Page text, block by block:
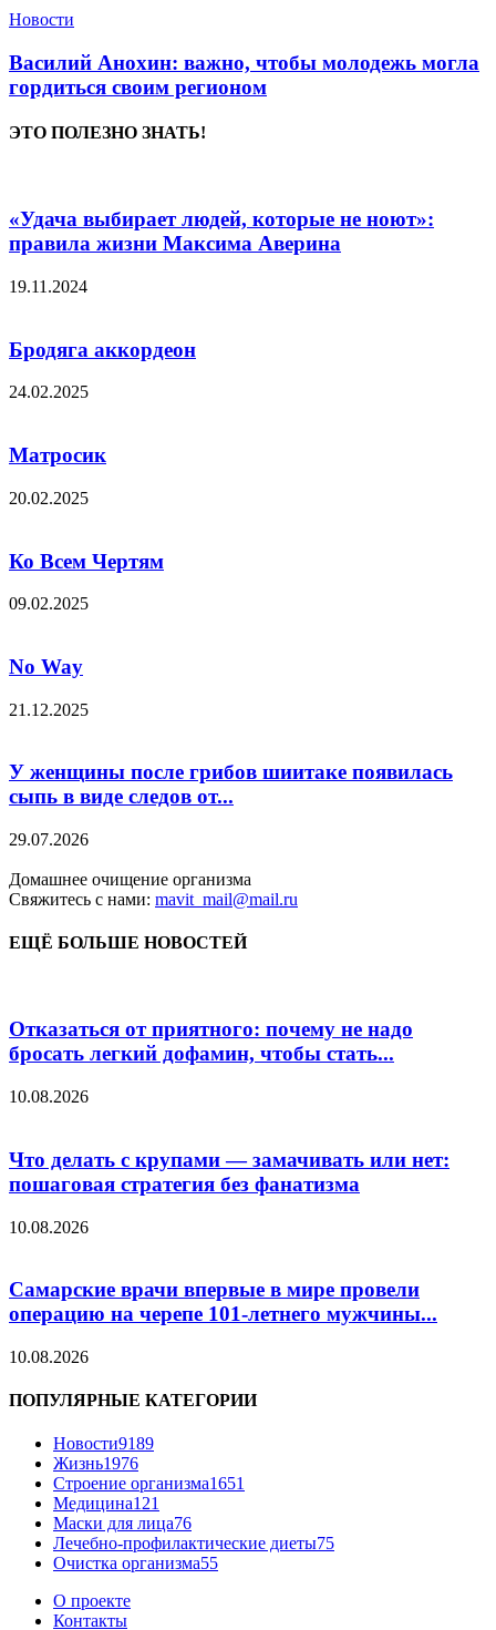
Новости
Василий Анохин: важно, чтобы молодежь могла
гордиться своим регионом
ЭТО ПОЛЕЗНО ЗНАТЬ!
«Удача выбирает людей, которые не ноют»:
правила жизни Максима Аверина
19.11.2024
Бродяга аккордеон
24.02.2025
Матросик
20.02.2025
Ко Всем Чертям
09.02.2025
No Way
21.12.2025
У женщины после грибов шиитаке появилась
сыпь в виде следов от...
29.07.2026
Домашнее очищение организма
Свяжитесь с нами: mavit_mail@mail.ru
ЕЩЁ БОЛЬШЕ НОВОСТЕЙ
Отказаться от приятного: почему не надо
бросать легкий дофамин, чтобы стать...
10.08.2026
Что делать с крупами — замачивать или нет:
пошаговая стратегия без фанатизма
10.08.2026
Самарские врачи впервые в мире провели
операцию на черепе 101-летнего мужчины...
10.08.2026
ПОПУЛЯРНЫЕ КАТЕГОРИИ
Новости9189
Жизнь1976
Строение организма1651
Медицина121
Маски для лица76
Лечебно-профилактические диеты75
Очистка организма55
О проекте
Контакты